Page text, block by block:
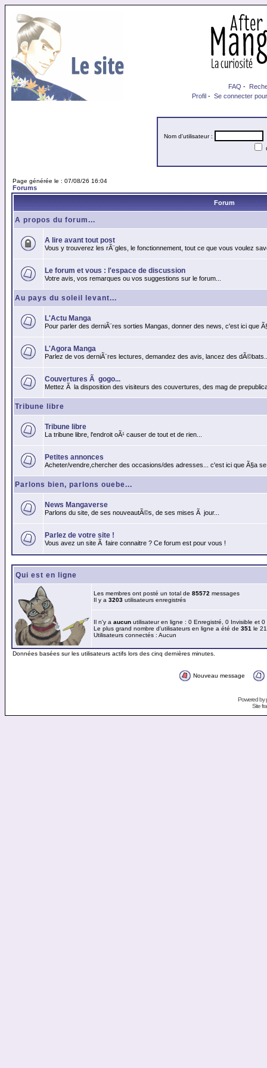
FAQ -
Profil - Se connecter
Nom d'utilisateur :
Page générée le : 07/08/26 16:04
Forums
Forum
A propos du forum...
A lire avant tout post
Vous y trouverez les rÃ¨gles, le fonctionnement, tout ce que vous voulez
Le forum et vous : l'espace de discussion
Votre avis, vos remarques ou vos suggestions sur le forum...
Au pays du soleil levant...
L'Actu Manga
Pour parler des derniÃ¨res sorties Mangas, donner des news, c'est ici que
L'Agora Manga
Parlez de vos derniÃ¨res lectures, demandez des avis, lancez des
Couvertures Ã gogo...
Mettez Ã la disposition des visiteurs des couvertures, des mag de
Tribune libre
Tribune libre
La tribune libre, l'endroit oÃ¹ causer de tout et de rien...
Petites annonces
Acheter/vendre,chercher des occasions/des adresses... c'est ici que Ã§a
Parlons bien, parlons ouebe...
News Mangaverse
Parlons du site, de ses nouveautÃ©s, de ses mises Ã jour...
Parlez de votre site !
Vous avez un site Ã faire connaitre ? Ce forum est pour vous !
Qui est en ligne
Les membres ont posté un total de 85572 messages
Il y a 3203 utilisateurs enregistrés
Il n'y a aucun utilisateur en ligne : 0 Enregistré, 0 Invisible et
Le plus grand nombre d'utilisateurs en ligne a été de 351 le
Utilisateurs connectés : Aucun
Données basées sur les utilisateurs actifs lors des cinq dernières minutes.
Nouveau message
Powered by
Site